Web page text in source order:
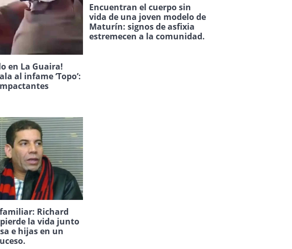
en La Guaira!
al infame ‘Topo’:
Encuentran el cuerpo sin
vida de una joven modelo de
Maturín: signos de asfixia
estremecen a la comunidad.
Richard
la vida junto
e hijas en un